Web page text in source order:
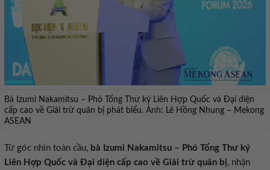
Bà Izumi Nakamitsu – Phó Tổng Thư ký Liên Hợp Quốc và Đại diện
cấp cao về Giải trừ quân bị phát biểu. Ảnh: Lê Hồng Nhung – Mekong
ASEAN
Từ góc nhìn toàn cầu, bà Izumi Nakamitsu – Phó Tổng Thư ký
Liên Hợp Quốc và Đại diện cấp cao về Giải trừ quân bị, nhận